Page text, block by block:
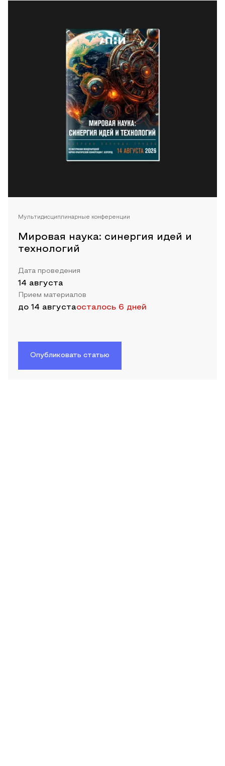
Мультидисциплинарные конференции
Мировая наука: синергия идей и
технологий
Дата проведения
14 августа
Прием материалов
до 14 августаосталось 6 дней
Опубликовать статью